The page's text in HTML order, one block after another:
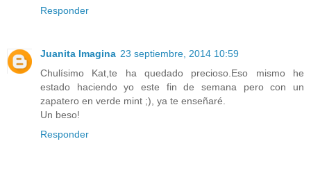
Responder
Juanita Imagina 23 septiembre, 2014 10:59
Chulísimo Kat,te ha quedado precioso.Eso mismo he
estado haciendo yo este fin de semana pero con un
zapatero en verde mint ;), ya te enseñaré.
Un beso!
Responder